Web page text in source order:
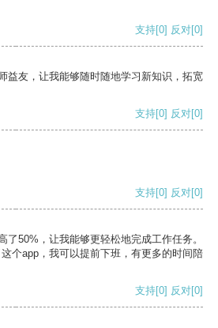
支持[0] 反对[0]
益友，让我能够随时随地学习新知识，拓宽
支持[0] 反对[0]
支持[0] 反对[0]
了50%，让我能够更轻松地完成工作任务。
个app，我可以提前下班，有更多的时间陪
支持[0] 反对[0]